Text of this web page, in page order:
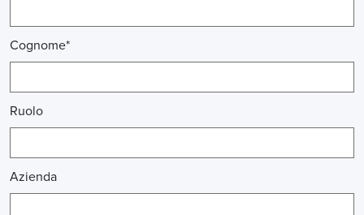
Cognome*
Ruolo
Azienda